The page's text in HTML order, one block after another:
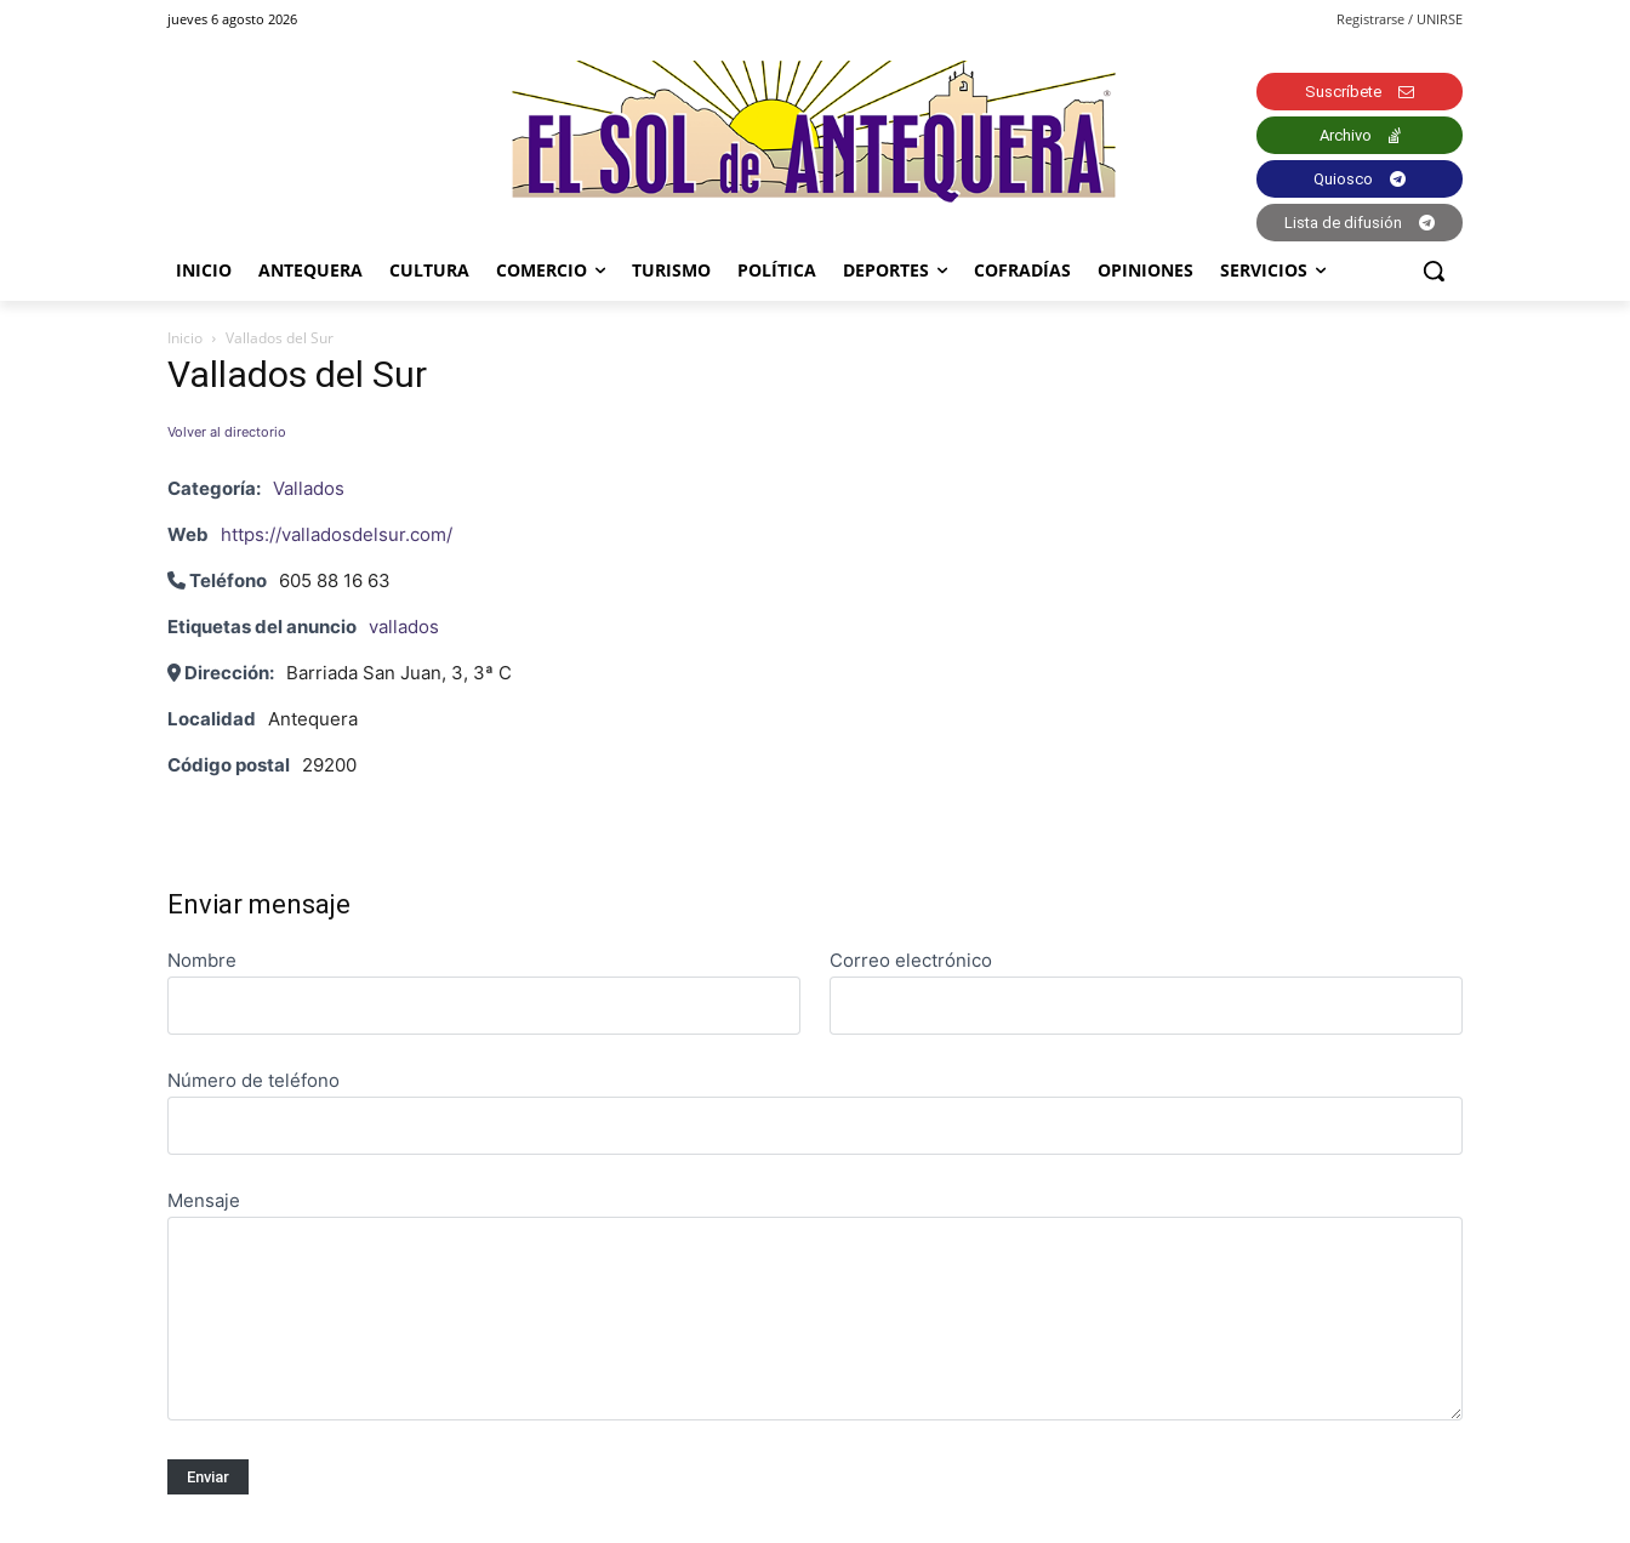
jueves 6 agosto 2026 Registrarse / UNIRSE
Suscríbete
Archivo
Quiosco
Lista de difusión
INICIO ANTEQUERA CULTURA COMERCIO TURISMO POLÍTICA DEPORTES COFRADÍAS OPINIONES SERVICIOS
Inicio Vallados del Sur
Vallados del Sur
Volver al directorio
Categoría: Vallados
Web
https://valladosdelsur.com/
Teléfono 605 88 16 63
Etiquetas del anuncio vallados
Dirección: Barriada San Juan, 3, 3ª C
Localidad Antequera
Código postal 29200
Enviar mensaje
Nombre Correo electrónico
Número de teléfono
Mensaje